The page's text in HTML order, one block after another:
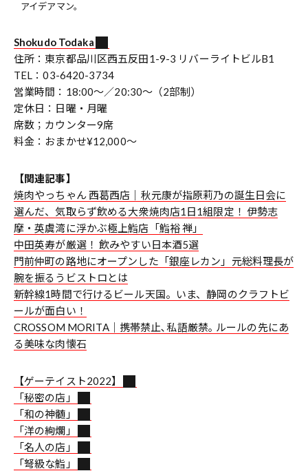
アイデアマン。
Shokudo Todaka
住所：東京都品川区西五反田1-9-3 リバーライトビルB1
TEL：03-6420-3734
営業時間：18:00～／20:30～（2部制）
定休日：日曜・月曜
席数；カウンター9席
料金：おまかせ¥12,000～
【関連記事】
焼肉やっちゃん 西葛西店｜秋元康が指原莉乃の誕生日会に
選んだ、気取らず飲める大衆焼肉店1日1組限定！ 伊勢志
摩・英虞湾に浮かぶ極上鮨店「鮨裕 禅」
中田英寿が厳選！ 飲みやすい日本酒5選
門前仲町の路地にオープンした「銀座レカン」元総料理長が
腕を振るうビストロとは
新幹線1時間で行けるビール天国。いま、静岡のクラフトビ
ールが面白い！
CROSSOM MORITA｜携帯禁止､私語厳禁｡ ルールの先にあ
る美味な肉懐石
【ゲーテイスト2022】
「秘密の店」
「和の神髄」
「洋の絢爛」
「名人の店」
「弩級な鮨」